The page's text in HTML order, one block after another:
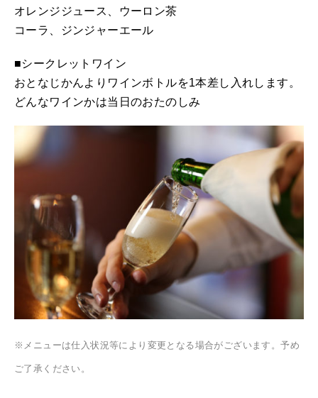
オレンジジュース、ウーロン茶
コーラ、ジンジャーエール
■シークレットワイン
おとなじかんよりワインボトルを1本差し入れします。
どんなワインかは当日のおたのしみ
※メニューは仕入状況等により変更となる場合がございます。予め
ご了承ください。